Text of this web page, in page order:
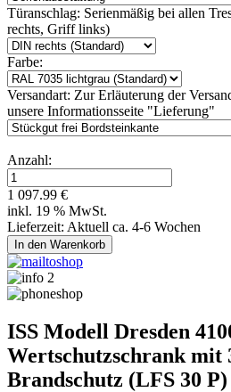
Türanschlag: Serienmäßig bei allen
rechts, Griff links)
Farbe:
Versandart: Zur Erläuterung der
unsere Informationsseite "Lieferung"
Anzahl:
1 097.99 €
inkl. 19 % MwSt.
Lieferzeit: Aktuell ca. 4-6 Wochen
ISS Modell Dresden
Wertschutzschrank mit
Brandschutz (LFS 30 P)